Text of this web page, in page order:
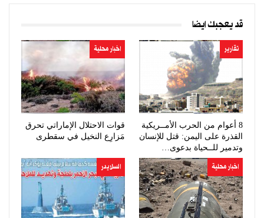
قد يعجبك ايضا
تقارير
8 أعوام من الحرب الأمــريكية
القذرة على اليمن: قتل للإنسان
وتدمير للــحياة بدعوى…
اخبار محلية
قوات الاحتلال الإماراتي تحرق
مَزارِع النخيل في سقطرى
اخبار محلية السلايدر